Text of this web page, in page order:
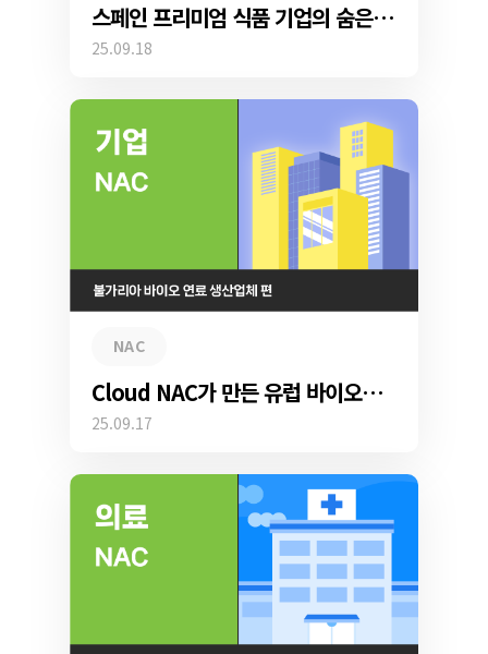
스페인 프리미엄 식품 기업의 숨은 경쟁력, Genian NAC로 완성한 중소기업 보안 혁신
25.09.18
NAC
Cloud NAC가 만든 유럽 바이오연료 제조사의 무중단 보안 혁신
25.09.17